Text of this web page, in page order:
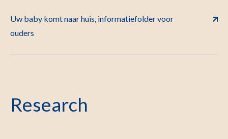
Uw baby komt naar huis, informatiefolder voor
ouders
Research